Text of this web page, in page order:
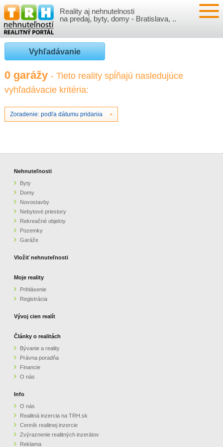
Reality aj nehnutelnosti
na predaj, byty, domy - Bratislava, ..
NEHNUTEĽNOSTI
BYTY
NOVOSTAVBY
NEBYTOVÉ PRIESTORY
GARÁŽE
VLOŽIŤ NEHNUTEĽNOSTI
PRIHLÁSENIE
REGISTRÁCIA
VÝVOJ CIEN REALÍT
ČLÁNKY O REALITÁCH
O NÁS
CENNÍK REALITNEJ INZERCIE
ZVÝRAZNENIE REALITNÝCH INZERÁTOV
PARTNERI
OBCHODNÉ PODMIENKY
KONTAKT
Vyhľadávanie
0 garážy - Tieto reality spĺňajú nasledujúce
vyhľadávacie kritéria:
Zoradenie: podľa dátumu pridania
Nehnuteľnosti
Byty
Domy
Novostavby
Nebytové priestory
Rekreačné objekty
Pozemky
Garáže
Vložiť nehnuteľnosti
Moje reality
Prihlásenie
Registrácia
Vývoj cien realít
Články o realitách
Bývanie a reality
Právna poradňa
Financie
O nás
Info
O nás
Realitná inzercia na TRH.sk
Cenník realitnej inzercie
Zvýraznenie realitných inzerátov
Reklama